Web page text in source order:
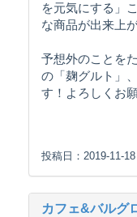
を元気にする」
な商品が出来上
予想外のことを
の「麹グルト」
す！よろしくお願
投稿日：2019-11-
カフェ&バル